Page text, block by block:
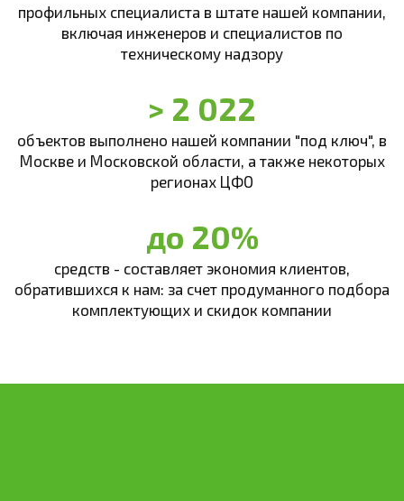
профильных специалиста в штате нашей компании,
включая инженеров и специалистов по
техническому надзору
> 2 022
объектов выполнено нашей компании "под ключ", в
Москве и Московской области, а также некоторых
регионах ЦФО
до 20%
средств - составляет экономия клиентов,
обратившихся к нам: за счет продуманного подбора
комплектующих и скидок компании